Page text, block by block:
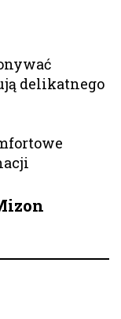
delikatnego